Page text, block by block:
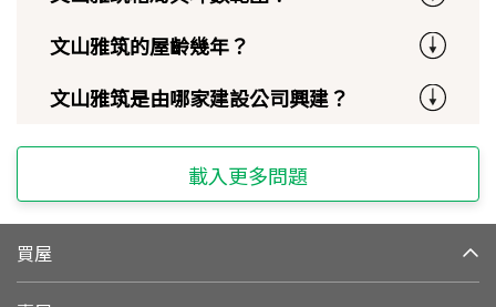
文山雅筑的屋齡幾年？
文山雅筑是由哪家建設公司興建？
載入更多問題
買屋